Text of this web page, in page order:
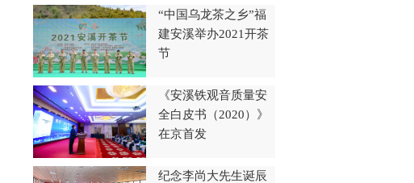
“中国乌龙茶之乡”福
建安溪举办2021开茶
节
《安溪铁观音质量安
全白皮书（2020）》
在京首发
纪念李尚大先生诞辰